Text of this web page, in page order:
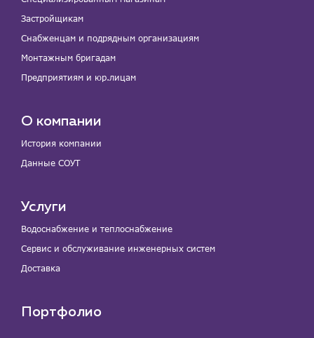
Застройщикам
Снабженцам и подрядным организациям
Монтажным бригадам
Предприятиям и юр.лицам
О компании
История компании
Данные СОУТ
Услуги
Водоснабжение и теплоснабжение
Сервис и обслуживание инженерных систем
Доставка
Портфолио